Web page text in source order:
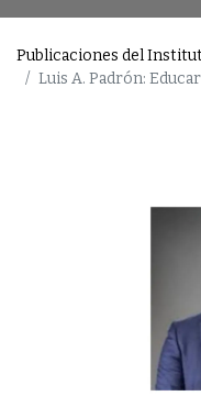
Luis A. Padrón: Educar para